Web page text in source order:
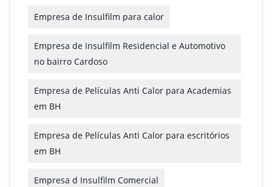
Empresa de Insulfilm para calor
Empresa de Insulfilm Residencial e Automotivo
no bairro Cardoso
Empresa de Películas Anti Calor para Academias
em BH
Empresa de Películas Anti Calor para escritórios
em BH
Empresa d Insulfilm Comercial